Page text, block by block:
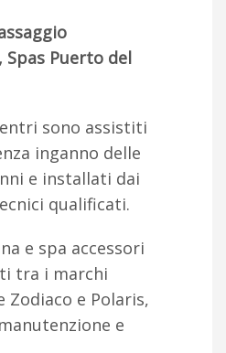
Puerto del
sono assistiti
inganno delle
e installati dai
qualificati.
e spa accessori
tra i marchi
Zodiaco e Polaris,
e